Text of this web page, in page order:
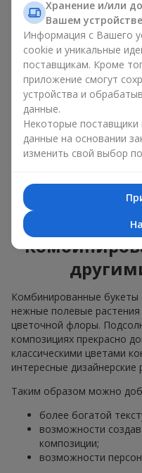
изящные сочетания
яркие букеты с
Единственный нюанс:
доступные для продажи
Классический букет с
природную форму и
композиции. Это
которые подходят как
просто как приятный
Комбинированные букеты
нежные полевые
цветочной флоры.
композициях прекрасно
классическими цветами
интересные дизайнерские
Таким образом можно
более богатой
возможности
композиции;
возможности
Хранение и/или
Вашем устройстве
Информация с Вашего
cookie и уникальные
поставщикам. Кроме
приложение смогут
устройства и
данные.
Некоторые
данные на основании
изменить свой выбор